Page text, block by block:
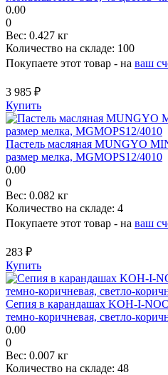
0.00
0
Вес: 0.427 кг
Количество на складе: 100
Покупаете этот товар - на ваш
3 985 ₽
Купить
Пастель масляная MUNGYO
размер мелка, MGMOPS12/4010
0.00
0
Вес: 0.082 кг
Количество на складе: 4
Покупаете этот товар - на ваш
283 ₽
Купить
Сепия в карандашах KOH-I-
темно-коричневая, светло-
0.00
0
Вес: 0.007 кг
Количество на складе: 48